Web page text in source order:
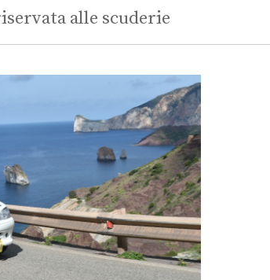
alle scuderie